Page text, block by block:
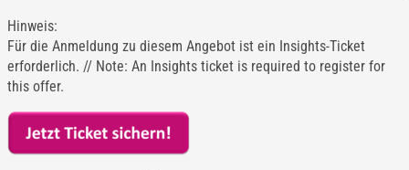
Hinweis:
Für die Anmeldung zu diesem Angebot ist ein Insights-Ticket
erforderlich. // Note: An Insights ticket is required to register for
this offer.